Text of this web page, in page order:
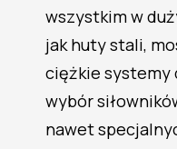
wszystkim w
jak huty stali,
ciężkie systemy
wybór
nawet